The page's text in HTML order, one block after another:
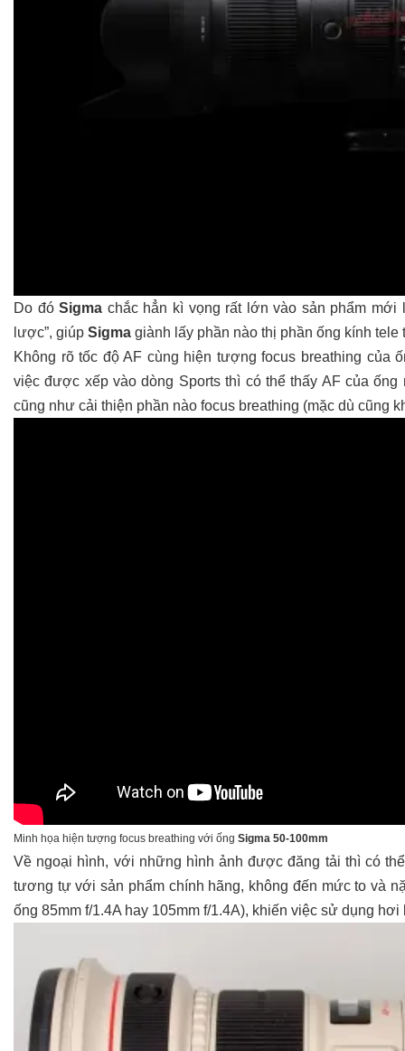
Do đóSigma chắc hẳn kì vọng rất lớn vào sản phẩm
lược”, giúp Sigma giành lấy phần nào thị phần ống kính tele
Không rõ tốc độ AF cùng hiện tượng focus breathing của
việc được xếp vào dòng Sports thì có thể thấy AF của
cũng như cải thiện phần nào focus breathing (mặc dù cũng
Minh họa hiện tượng focus breathing với ống Sigma 50-100mm
Về ngoại hình, với những hình ảnh được đăng tải thì có
tương tự với sản phẩm chính hãng, không đến mức to và
ống 85mm f/1.4A hay 105mm f/1.4A), khiến việc sử dụng